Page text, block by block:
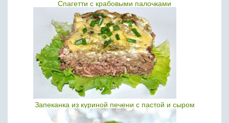
Спагетти с крабовыми палочками
Запеканка из куриной печени с пастой и сыром